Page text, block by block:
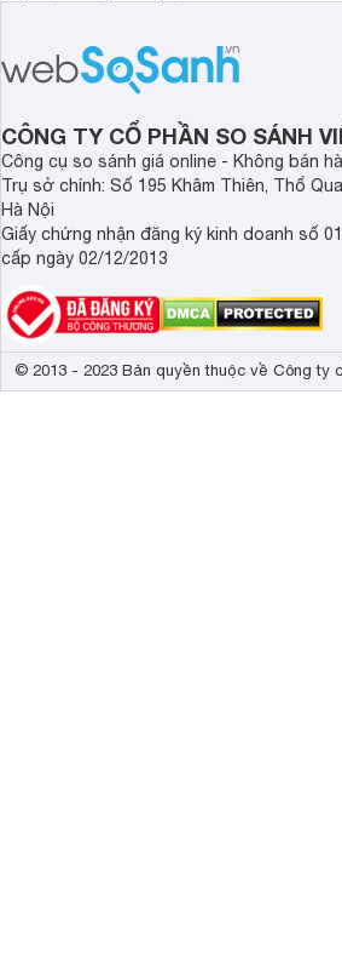
sạch cho cả gia đình.
CÔNG TY CỔ PHẦN SO SÁNH
Công cụ so sánh giá online - Không bán
Trụ sở chính: Số 195 Khâm Thiên, Thổ
Hà Nội
Giấy chứng nhận đăng ký kinh doanh số
cấp ngày 02/12/2013
© 2013 - 2023 Bản quyền thuộc về Công ty